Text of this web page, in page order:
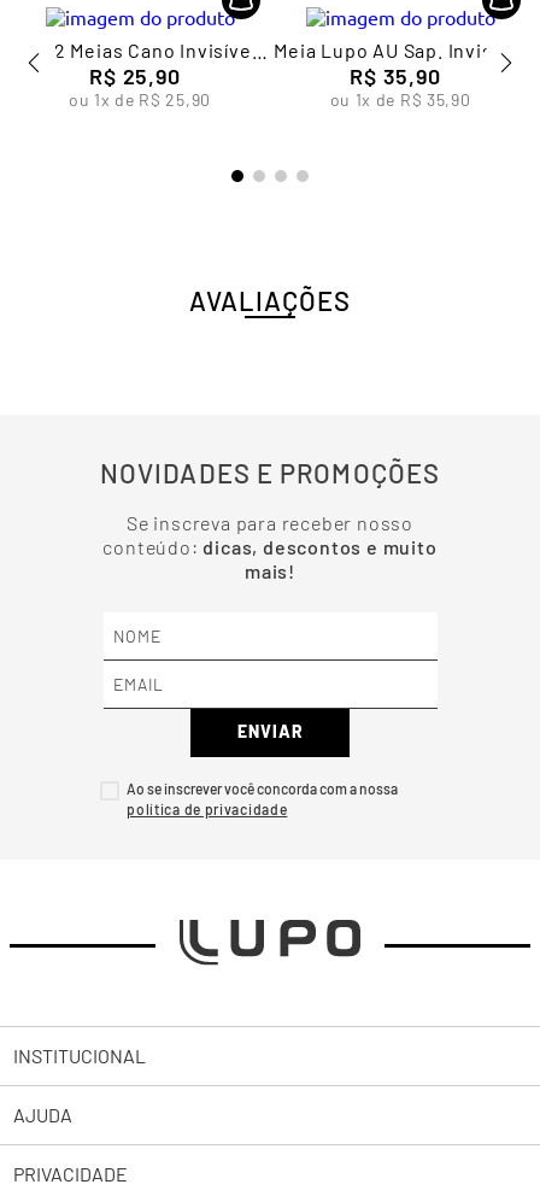
Kit 2 Meias Cano Invisível
Algodão Feminina Lupo
R$ 25,90
ou 1x de R$ 25,90
Meia Lupo AU Sap. Invisivel
K3
R$ 35,90
ou 1x de R$ 35,90
AVALIAÇÕES
NOVIDADES E PROMOÇÕES
Se inscreva para receber nosso
conteúdo: dicas, descontos e muito
mais!
ENVIAR
Ao se inscrever você concorda com a nossa
INSTITUCIONAL
Sobre a Lupo
Trabalhe Conosco
AJUDA
Abrir uma Solicitação
PRIVACIDADE